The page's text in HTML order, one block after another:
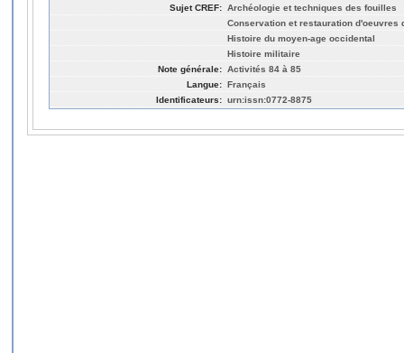
Sujet CREF: Archéologie et techniques des fouilles
Conservation et restauration d'oeuvres
Histoire du moyen-age occidental
Histoire militaire
Note générale: Activités 84 à 85
Langue: Français
Identificateurs: urn:issn:0772-8875